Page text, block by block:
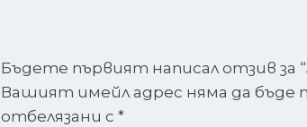
Бъдете първият написал отзив за
Вашият имейл адрес няма да бъде
отбелязани с *